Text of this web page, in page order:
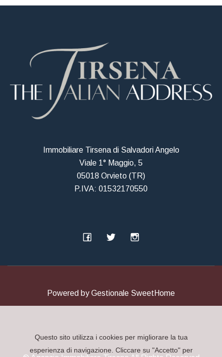
Immobiliare Tirsena di Salvadori Angelo
Viale 1° Maggio, 5
05018 Orvieto (TR)
P.IVA: 01532170550
Powered byGestionale SweetHome
Questo sito utilizza i cookies per migliorare la tua
esperienza di navigazione. Cliccare su "Accetto" per